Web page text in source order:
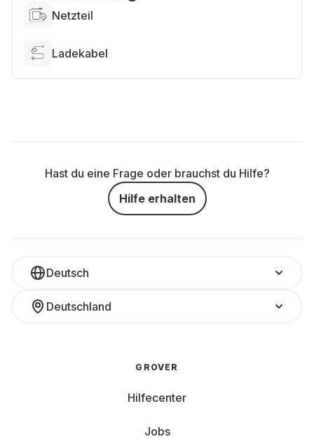
Netzteil
Ladekabel
Hast du eine Frage oder brauchst du Hilfe?
Hilfe erhalten
Deutsch
Deutschland
GROVER
Hilfecenter
Jobs